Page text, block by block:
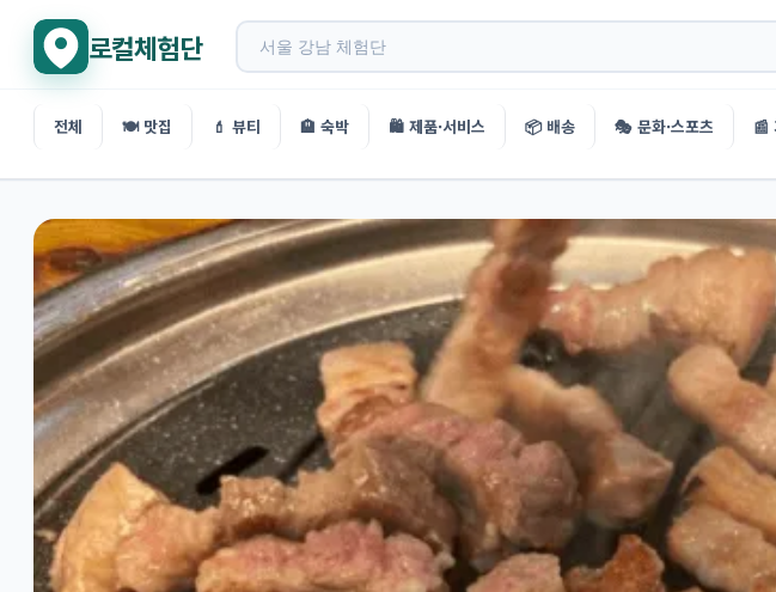
로컬체험단
전체 🍽️ 맛집 💄 뷰티 🏨 숙박 🛍️ 제품·서비스 📦 배송 🎭 문화·스포츠 📰